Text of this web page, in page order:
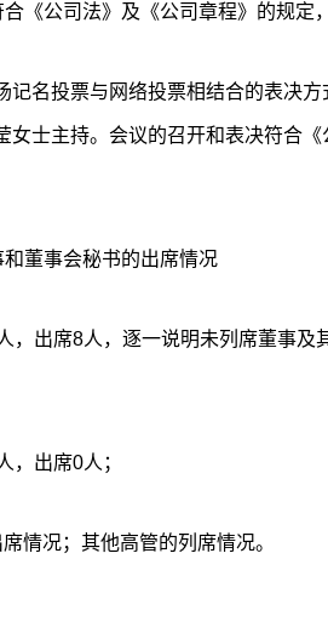
《公司法》及《公司章程》的规定
记名投票与网络投票相结合的表决
女士主持。会议的召开和表决符合
董事会秘书的出席情况
，出席8人，逐一说明未列席董事及
，出席0人；
情况；其他高管的列席情况。